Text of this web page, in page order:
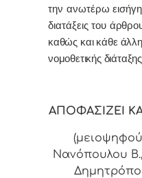
την ανωτέρω
διατάξεις του
καθώς και κάθε
νομοθετικής
ΑΠΟΦΑΣΙΖΕΙ
Νανόπουλου